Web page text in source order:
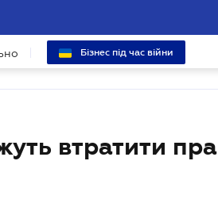
Бізнес під час війни
втратити